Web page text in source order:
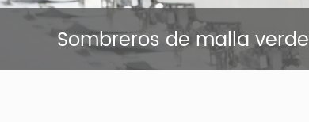
Sombreros de malla verde